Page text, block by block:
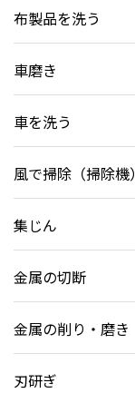
布製品を洗う
車磨き
車を洗う
風で掃除（掃除機）
集じん
金属の切断
金属の削り・磨き
刃研ぎ